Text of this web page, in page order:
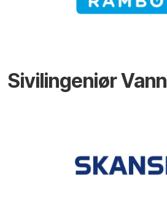
Sivilingeniør Vann